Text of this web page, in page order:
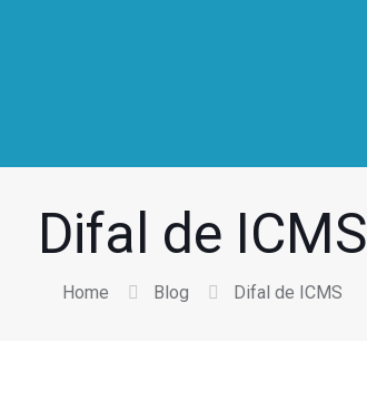
Difal de ICMS
Home Blog Difal de ICMS